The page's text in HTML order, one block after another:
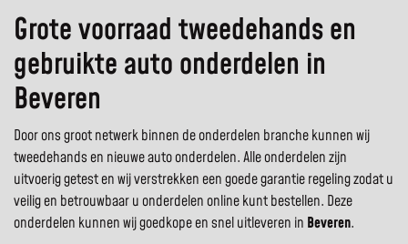
Grote voorraad tweedehands en
gebruikte auto onderdelen in
Beveren
Door ons groot netwerk binnen de onderdelen branche kunnen wij
tweedehands en nieuwe auto onderdelen. Alle onderdelen zijn
uitvoerig getest en wij verstrekken een goede garantie regeling zodat u
veilig en betrouwbaar u onderdelen online kunt bestellen. Deze
onderdelen kunnen wij goedkope en snel uitleveren in Beveren.